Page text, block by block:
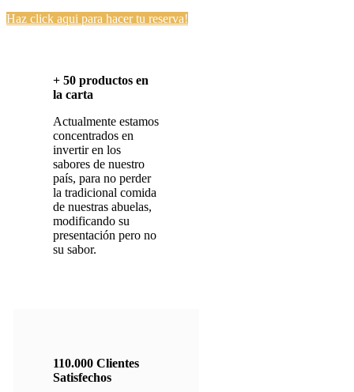
Haz click aqui para hacer tu reserva!
+ 50productos en
la carta
Actualmente estamos
concentrados en
invertir en los
sabores de nuestro
país, para no perder
la tradicional comida
de nuestras abuelas,
modificando su
presentación pero no
su sabor.
110.000Clientes
Satisfechos